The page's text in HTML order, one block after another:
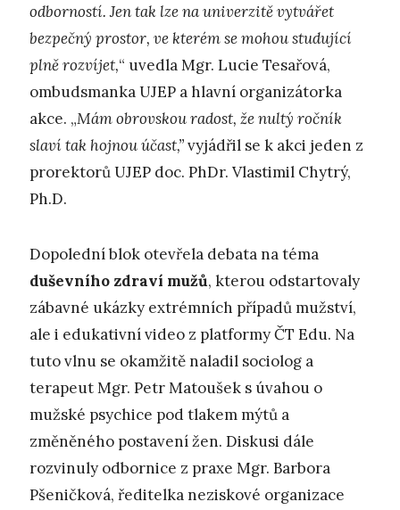
odborností. Jen tak lze na univerzitě vytvářet
bezpečný prostor, ve kterém se mohou studující
plně rozvíjet,“ uvedla Mgr. Lucie Tesařová,
ombudsmanka UJEP a hlavní organizátorka
akce. „Mám obrovskou radost, že nultý ročník
slaví tak hojnou účast,”vyjádřil se k akci jeden z
prorektorů UJEP doc. PhDr. Vlastimil Chytrý,
Ph.D.
Dopolední blok otevřela debata na téma
duševního zdraví mužů, kterou odstartovaly
zábavné ukázky extrémních případů mužství,
ale i edukativní video z platformy ČT Edu. Na
tuto vlnu se okamžitě naladil sociolog a
terapeut Mgr. Petr Matoušek s úvahou o
mužské psychice pod tlakem mýtů a
změněného postavení žen. Diskusi dále
rozvinuly odbornice z praxe Mgr. Barbora
Pšeničková, ředitelka neziskové organizace